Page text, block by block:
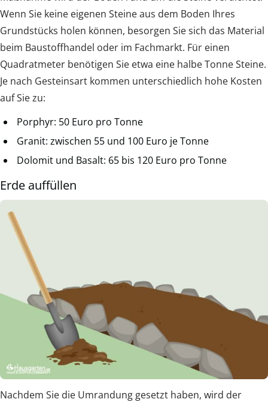
Wenn Sie keine eigenen Steine aus dem Boden Ihres
Grundstücks holen können, besorgen Sie sich das Material
beim Baustoffhandel oder im Fachmarkt. Für einen
Quadratmeter benötigen Sie etwa eine halbe Tonne Steine.
Je nach Gesteinsart kommen unterschiedlich hohe Kosten
auf Sie zu:
Porphyr: 50 Euro pro Tonne
Granit: zwischen 55 und 100 Euro je Tonne
Dolomit und Basalt: 65 bis 120 Euro pro Tonne
Erde auffüllen
Nachdem Sie die Umrandung gesetzt haben, wird der